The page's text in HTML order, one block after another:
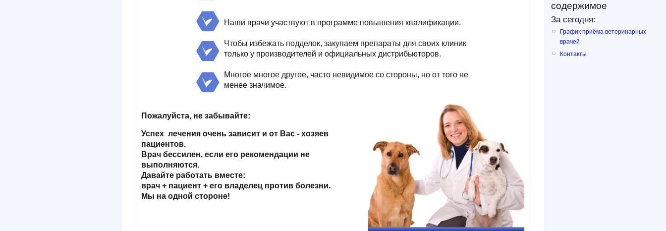
Наши врачи участвуют в программе повышения квалификации.
Чтобы избежать подделок, закупаем препараты для своих клиник
только у производителей и официальных дистрибьюторов.
Многое многое другое, часто невидимое со стороны, но от того не
менее значимое.
Пожалуйста, не забывайте:
Успех лечения очень зависит и от Вас - хозяев
пациентов.
Врач бессилен, если его рекомендации не
выполняются.
Давайте работать вместе:
врач + пациент + его владелец против болезни.
Мы на одной стороне!
содержимое
За сегодня:
График приёма ветеринарных
врачей
Контакты